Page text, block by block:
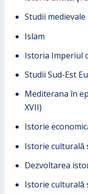
Studii medievale
Islam
Istoria Imperiul
Studii Sud-Est
Mediterana în
XVII)
Istorie
Istorie culturală
Dezvoltarea
Istorie culturală